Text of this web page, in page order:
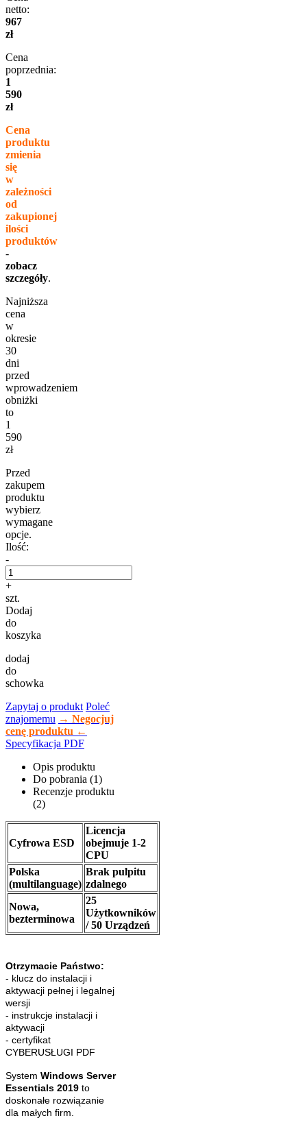
netto:
967
zł
Cena
poprzednia:
1
590
zł
Cena
produktu
zmienia
się
w
zależności
od
zakupionej
ilości
produktów
-
zobacz
szczegóły.
Najniższa
cena
w
okresie
30
dni
przed
wprowadzeniem
obniżki
to
1
590
zł
Przed
zakupem
produktu
wybierz
wymagane
opcje.
Ilość:
-
+
szt.
Dodaj
do
koszyka
dodaj
do
schowka
Zapytaj o produkt Poleć
znajomemu → Negocjuj
cenę produktu ←
Specyfikacja PDF
Opis produktu
Do pobrania (1)
Recenzje produktu
(2)
Cyfrowa ESD
Licencja
obejmuje 1-2
CPU
Polska
(multilanguage)
Brak pulpitu
zdalnego
Nowa,
bezterminowa
25
Użytkowników
/ 50 Urządzeń
Otrzymacie Państwo:
- klucz do instalacji i
aktywacji pełnej i legalnej
wersji
- instrukcje instalacji i
aktywacji
- certyfikat
CYBERUSŁUGI PDF
System Windows Server
Essentials 2019 to
doskonałe rozwiązanie
dla małych firm.